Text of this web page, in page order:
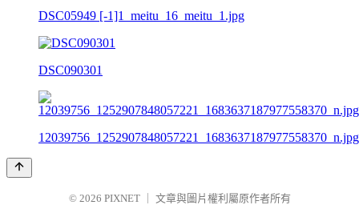
DSC05949 [-1]1_meitu_16_meitu_1.jpg
DSC090301
12039756_1252907848057221_1683637187977558370_n.jpg
© 2026 PIXNET
文章與圖片權利屬原作者所有